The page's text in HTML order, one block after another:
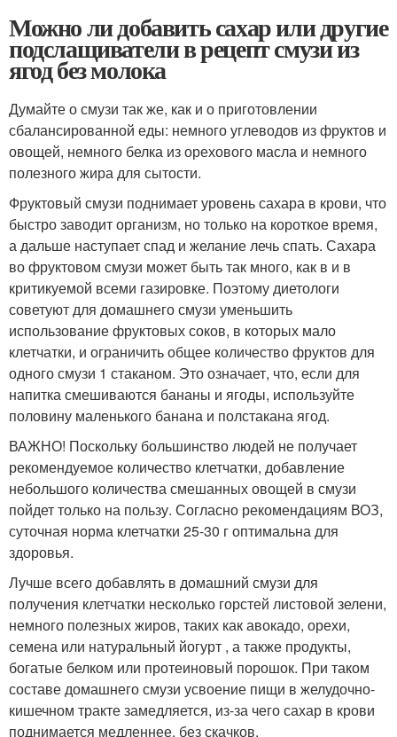
Можно ли добавить сахар или другие
подслащиватели в рецепт смузи из
ягод без молока
Думайте о смузи так же, как и о приготовлении
сбалансированной еды: немного углеводов из фруктов и
овощей, немного белка из орехового масла и немного
полезного жира для сытости.
Фруктовый смузи поднимает уровень сахара в крови, что
быстро заводит организм, но только на короткое время,
а дальше наступает спад и желание лечь спать. Сахара
во фруктовом смузи может быть так много, как в и в
критикуемой всеми газировке. Поэтому диетологи
советуют для домашнего смузи уменьшить
использование фруктовых соков, в которых мало
клетчатки, и ограничить общее количество фруктов для
одного смузи 1 стаканом. Это означает, что, если для
напитка смешиваются бананы и ягоды, используйте
половину маленького банана и полстакана ягод.
ВАЖНО! Поскольку большинство людей не получает
рекомендуемое количество клетчатки, добавление
небольшого количества смешанных овощей в смузи
пойдет только на пользу. Согласно рекомендациям ВОЗ,
суточная норма клетчатки 25-30 г оптимальна для
здоровья.
Лучше всего добавлять в домашний смузи для
получения клетчатки несколько горстей листовой зелени,
немного полезных жиров, таких как авокадо, орехи,
семена или натуральный йогурт , а также продукты,
богатые белком или протеиновый порошок. При таком
составе домашнего смузи усвоение пищи в желудочно-
кишечном тракте замедляется, из-за чего сахар в крови
поднимается медленнее, без скачков.